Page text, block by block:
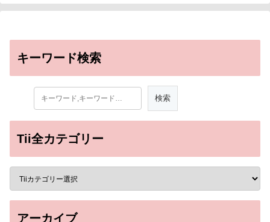
キーワード検索
Tii全カテゴリー
アーカイブ